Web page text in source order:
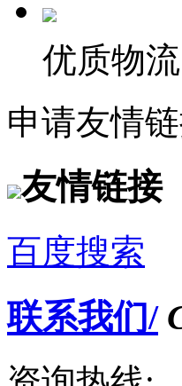
优质物流
申请友情
友情链接
百度搜索
联系我们/